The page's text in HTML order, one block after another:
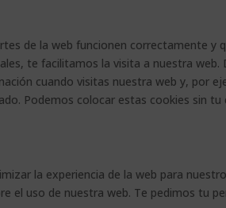
de la web funcionen correctamente y
te facilitamos la visita a nuestra
cuando visitas nuestra web y, por
Podemos colocar estas cookies sin
la experiencia de la web para
el uso de nuestra web. Te pedimos tu